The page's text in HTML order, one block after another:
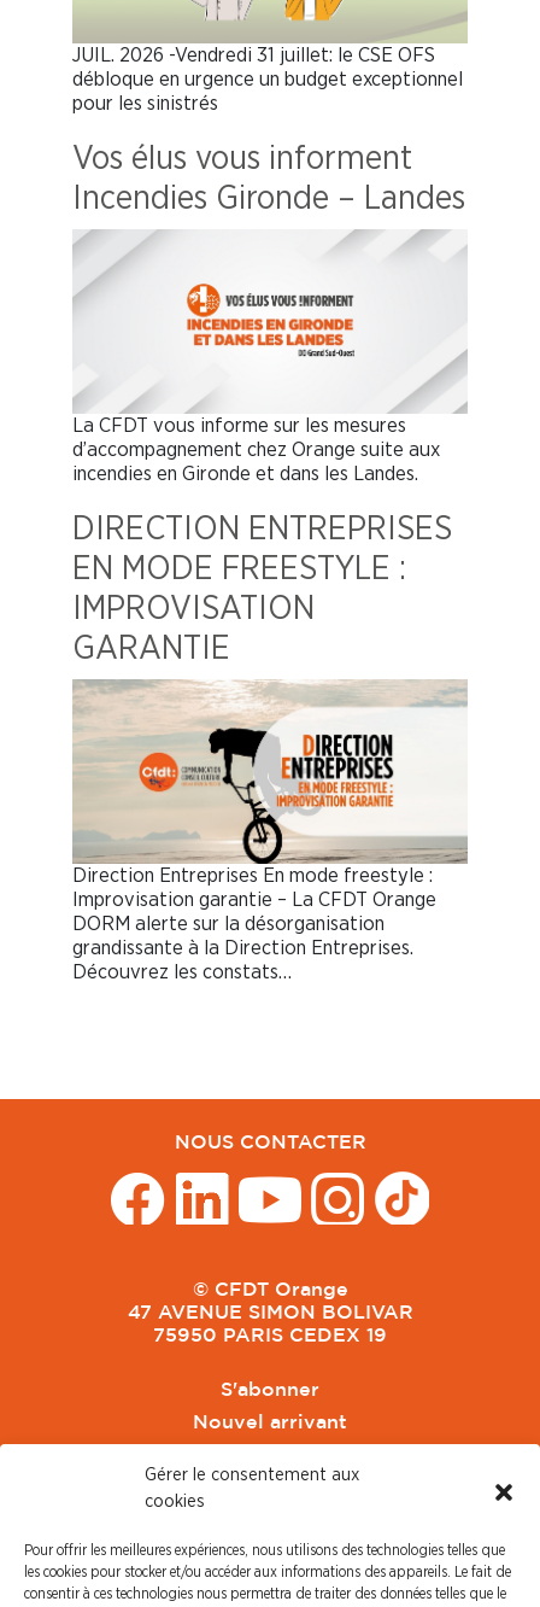
Gérer le consentement aux
cookies
Pour offrir les meilleures expériences, nous utilisons des technologies telles que
les cookies pour stocker et/ou accéder aux informations des appareils. Le fait de
consentir à ces technologies nous permettra de traiter des données telles que le
JUIL. 2026 -Vendredi 31 juillet: le CSE OFS
débloque en urgence un budget exceptionnel
pour les sinistrés
Vos élus vous informent
Incendies Gironde – Landes
La CFDT vous informe sur les mesures
d’accompagnement chez Orange suite aux
incendies en Gironde et dans les Landes.
DIRECTION ENTREPRISES
EN MODE FREESTYLE :
IMPROVISATION
GARANTIE
Direction Entreprises En mode freestyle :
Improvisation garantie – La CFDT Orange
DORM alerte sur la désorganisation
grandissante à la Direction Entreprises.
Découvrez les constats…
NOUS CONTACTER
© CFDT Orange
47 AVENUE SIMON BOLIVAR
75950 PARIS CEDEX 19
S'abonner
Nouvel arrivant
CFDT Cadres
CFDT Retraités